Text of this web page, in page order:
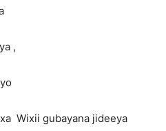
,
Wixii gubayana jideeya